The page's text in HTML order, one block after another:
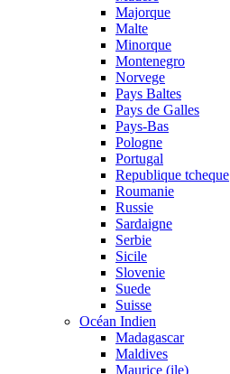
Majorque
Malte
Minorque
Montenegro
Norvege
Pays Baltes
Pays de Galles
Pays-Bas
Pologne
Portugal
Republique tcheque
Roumanie
Russie
Sardaigne
Serbie
Sicile
Slovenie
Suede
Suisse
Océan Indien
Madagascar
Maldives
Maurice (ile)